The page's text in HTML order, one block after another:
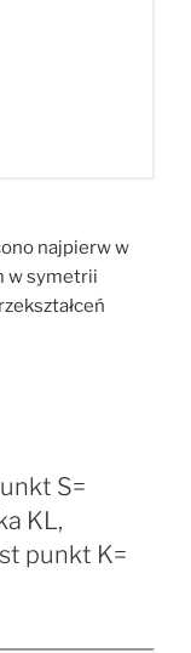
najpierw w
w symetrii
S=
KL,
punkt K=